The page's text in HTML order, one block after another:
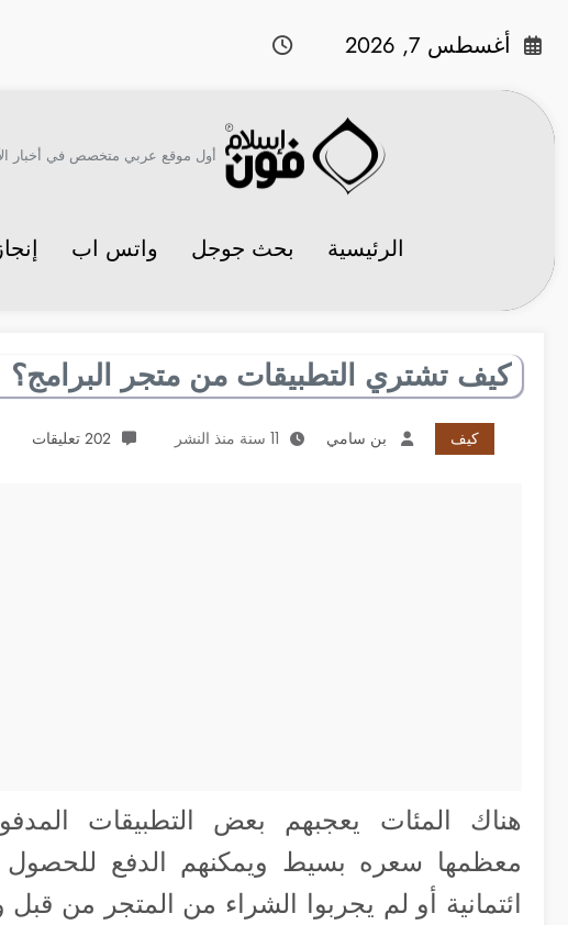
أغسطس 7, 2026
أول موقع عربي متخصص في أخبار
الرئيسية بحث جوجل واتس اب
كيف تشتري التطبيقات من متجر البرامج؟
كيف بن سامي 11 سنة منذ النشر 202 تعليقات
هناك المئات يعجبهم بعض التطبيقات
معظمها سعره بسيط ويمكنهم الدفع للحصول
ائتمانية أو لم يجربوا الشراء من المتجر من